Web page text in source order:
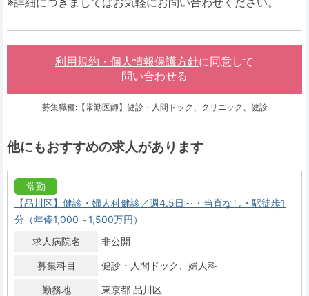
利用規約・個人情報保護方針に同意して
問い合わせる
募集職種:【常勤医師】健診・人間ドック、クリニック、健診
他にもおすすめの求人があります
常勤
【品川区】健診・婦人科健診／週4.5日～・当直なし・駅徒歩1
分（年俸1,000～1,500万円）
求人病院名
非公開
募集科目 健診・人間ドック 婦人科
勤務地 東京都 品川区